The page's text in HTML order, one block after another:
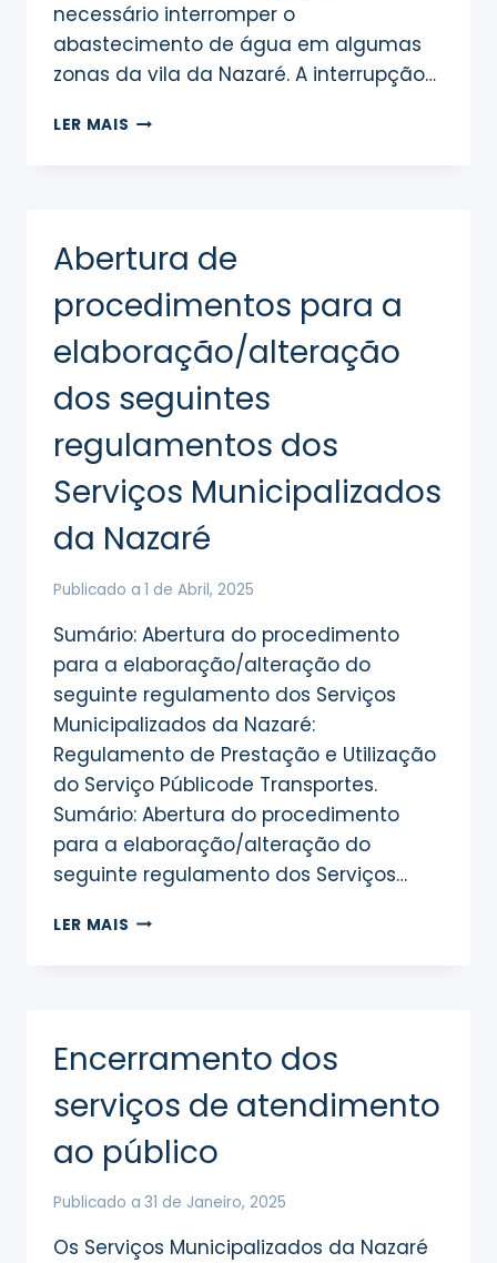
necessário interromper o
abastecimento de água em algumas
zonas da vila da Nazaré. A interrupção…
LER MAIS AVISO
ÁGUA
ALGUMAS
DO
CONCELHO
Abertura de
procedimentos para a
elaboração/alteração
dos seguintes
regulamentos dos
Serviços Municipalizados
da Nazaré
Publicado a 1 de Abril, 2025
Sumário: Abertura do procedimento
para a elaboração/alteração do
seguinte regulamento dos Serviços
Municipalizados da Nazaré:
Regulamento de Prestação e Utilização
do Serviço Públicode Transportes.
Sumário: Abertura do procedimento
para a elaboração/alteração do
seguinte regulamento dos Serviços…
LER MAIS ABERTURA
DOS
REGULAMENTOS
DOS
SERVIÇOS
DA
Encerramento dos
serviços de atendimento
ao público
Publicado a 31 de Janeiro, 2025
Os Serviços Municipalizados da Nazaré